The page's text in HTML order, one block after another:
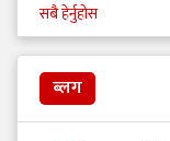
सबै हेर्नुहोस
ब्लग